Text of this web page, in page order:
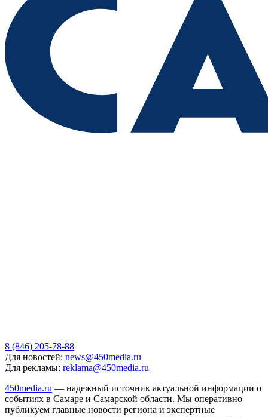
8 (846) 205-78-88
Для новостей: news@450media.ru
Для рекламы: reklama@450media.ru
450media.ru — надежный источник актуальной информации о
событиях в Самаре и Самарской области. Мы оперативно
публикуем главные новости региона и экспертные